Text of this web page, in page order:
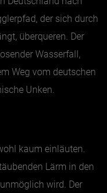
der sich durch
überqueren. Der
Wasserfall,
Weg vom deutschen
Unken.
kaum einläuten.
Lärm in den
wird. Der